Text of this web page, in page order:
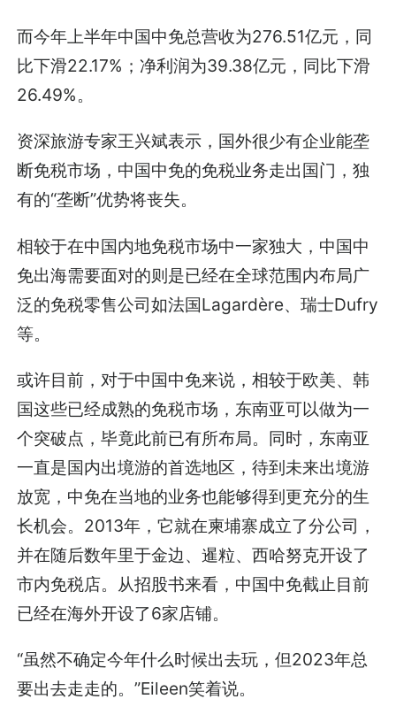
而今年上半年中国中免总营收为276.51亿元，同
比下滑22.17%；净利润为39.38亿元，同比下滑
26.49%。
资深旅游专家王兴斌表示，国外很少有企业能垄
断免税市场，中国中免的免税业务走出国门，独
有的“垄断”优势将丧失。
相较于在中国内地免税市场中一家独大，中国中
免出海需要面对的则是已经在全球范围内布局广
泛的免税零售公司如法国Lagardère、瑞士Dufry
等。
或许目前，对于中国中免来说，相较于欧美、韩
国这些已经成熟的免税市场，东南亚可以做为一
个突破点，毕竟此前已有所布局。同时，东南亚
一直是国内出境游的首选地区，待到未来出境游
放宽，中免在当地的业务也能够得到更充分的生
长机会。2013年，它就在柬埔寨成立了分公司，
并在随后数年里于金边、暹粒、西哈努克开设了
市内免税店。从招股书来看，中国中免截止目前
已经在海外开设了6家店铺。
“虽然不确定今年什么时候出去玩，但2023年总
要出去走走的。”Eileen笑着说。